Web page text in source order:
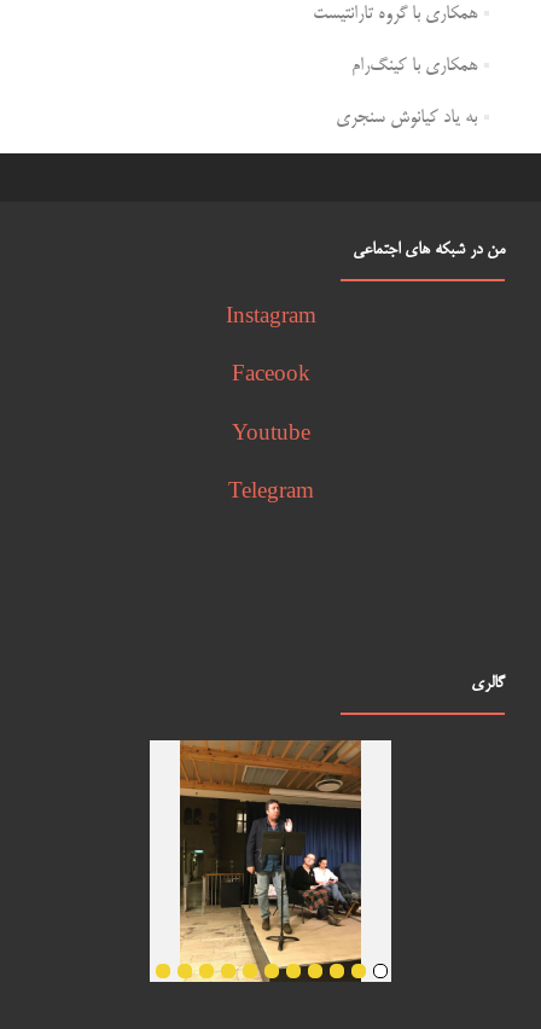
همکاری با گروه تارانتیست
همکاری با کینگ‌رام
به یاد کیانوش سنجری
من در شبکه های اجتماعی
Instagram
Faceook
Youtube
Telegram
گالری